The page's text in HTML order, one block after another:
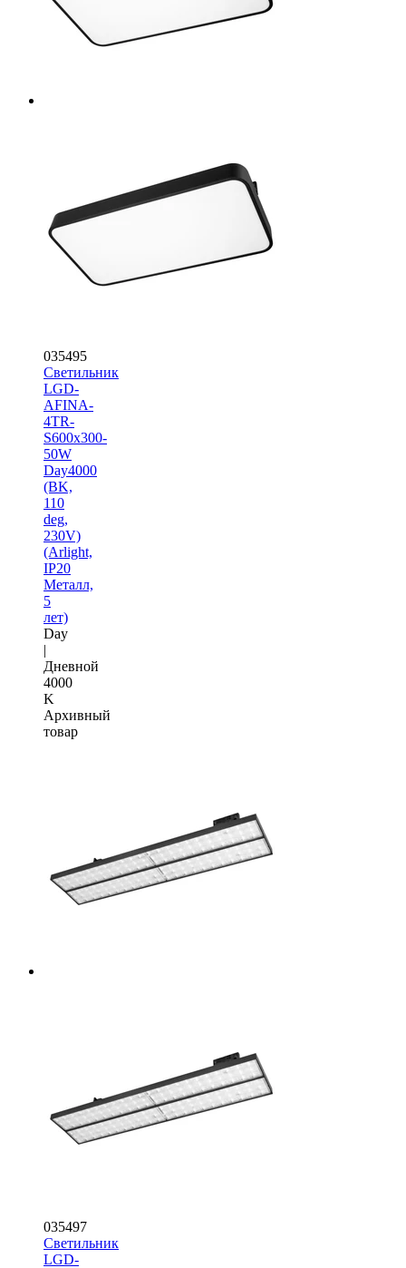
035495
Светильник
LGD-
AFINA-
4TR-
S600x300-
50W
Day4000
(BK,
110
deg,
230V)
(Arlight,
IP20
Металл,
5
лет)
Day
|
Дневной
4000
K
Архивный
товар
035497
Светильник
LGD-